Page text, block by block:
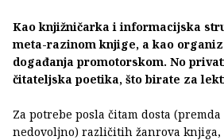
Kao knjižničarka i informacijska
meta-razinom knjige, a kao
događanja promotorskom. No
čitateljska poetika, što birate za
Za potrebe posla čitam dosta
nedovoljno) različitih žanrova knjiga,